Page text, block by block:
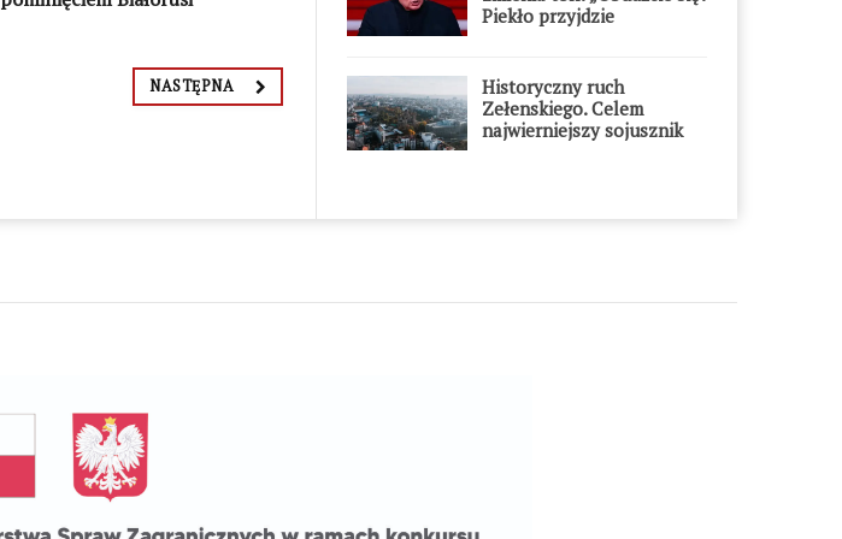
NASTĘPNA
Piekło przyjdzie
Historyczny ruch
Zełenskiego. Celem
najwierniejszy sojusznik